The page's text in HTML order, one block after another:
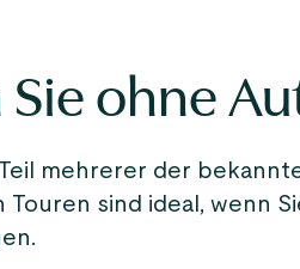
Sie ohne
mehrerer der
Touren sind ideal, wenn